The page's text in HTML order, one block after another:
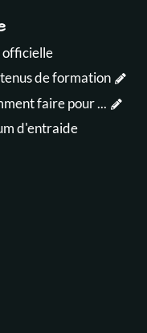
officielle
de formation
faire pour ...
d'entraide